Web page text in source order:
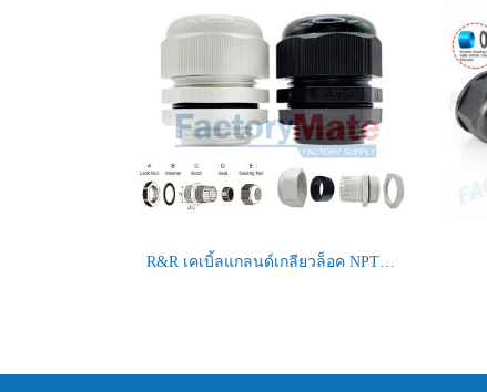
R&R เคเบิ้ลแกลนด์เกลียวล็อค NPT 1"